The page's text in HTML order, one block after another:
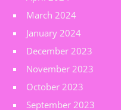
March 2024
January 2024
December 2023
November 2023
October 2023
September 2023